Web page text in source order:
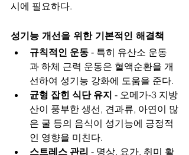
시에 필요하다.
성기능 개선을 위한 기본적인 해결책
규칙적인 운동 - 특히 유산소 운동
과 하체 근력 운동은 혈액순환을 개
선하여 성기능 강화에 도움을 준다.
균형 잡힌 식단 유지 - 오메가-3 지방
산이 풍부한 생선, 견과류, 아연이 많
은 굴 등의 음식이 성기능에 긍정적
인 영향을 미친다.
스트레스 관리 - 명상, 요가, 취미 활